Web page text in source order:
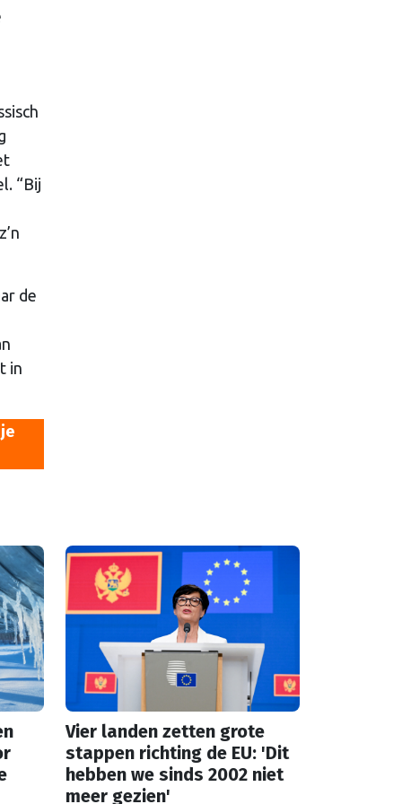
“Bij
de
in
Vier landen zetten grote
stappen richting de EU: 'Dit
hebben we sinds 2002 niet
meer gezien'